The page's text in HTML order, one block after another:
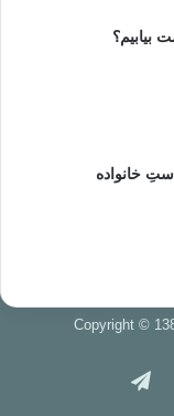
بیابیم؟
خانواده
Copyright ©
اینستاگرام